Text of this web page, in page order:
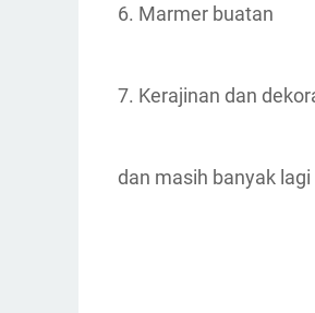
6. Marmer buatan
7. Kerajinan dan
dan masih banyak